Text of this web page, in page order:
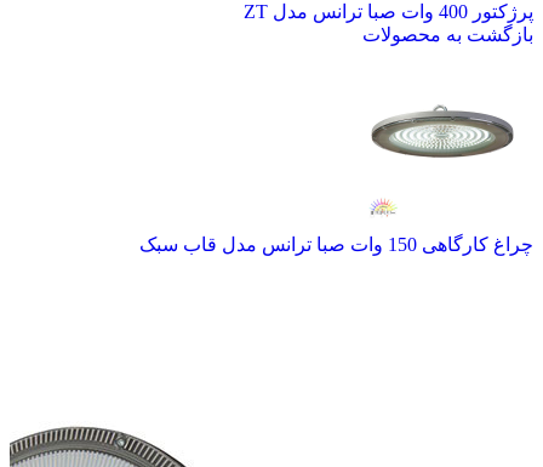
پرژکتور 400 وات صبا ترانس مدل ZT
بازگشت به محصولات
چراغ کارگاهی 150 وات صبا ترانس مدل قاب سبک